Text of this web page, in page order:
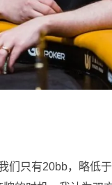
们只有20bb，略低